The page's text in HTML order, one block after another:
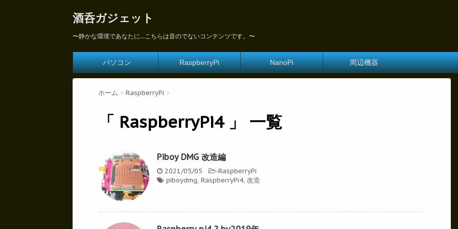
酒呑ガジェット
〜静かな環境であなたに...こちらは音のでないコンテンツです。〜
パソコン RaspberryPi NanoPi 周辺機器
ホーム > RaspberryPi >
「 RaspberryPi4 」 一覧
Piboy DMG 改造編
2021/05/05 -RaspberryPi
piboydmg, RaspberryPi4, 改造